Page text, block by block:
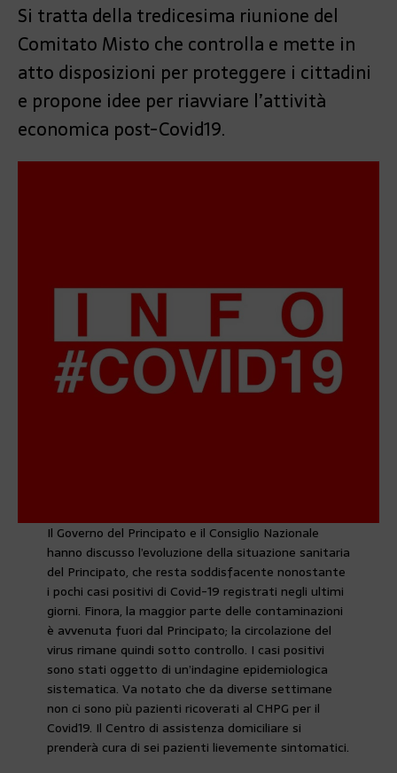
Si tratta della tredicesima riunione del
Comitato Misto che controlla e mette in
atto disposizioni per proteggere i cittadini
e propone idee per riavviare l’attività
economica post-Covid19.
Il Governo del Principato e il Consiglio Nazionale
hanno discusso l’evoluzione della situazione sanitaria
del Principato, che resta soddisfacente nonostante
i pochi casi positivi di Covid-19 registrati negli ultimi
giorni. Finora, la maggior parte delle contaminazioni
è avvenuta fuori dal Principato; la circolazione del
virus rimane quindi sotto controllo. I casi positivi
sono stati oggetto di un’indagine epidemiologica
sistematica. Va notato che da diverse settimane
non ci sono più pazienti ricoverati al CHPG per il
Covid19. Il Centro di assistenza domiciliare si
prenderà cura di sei pazienti lievemente sintomatici.